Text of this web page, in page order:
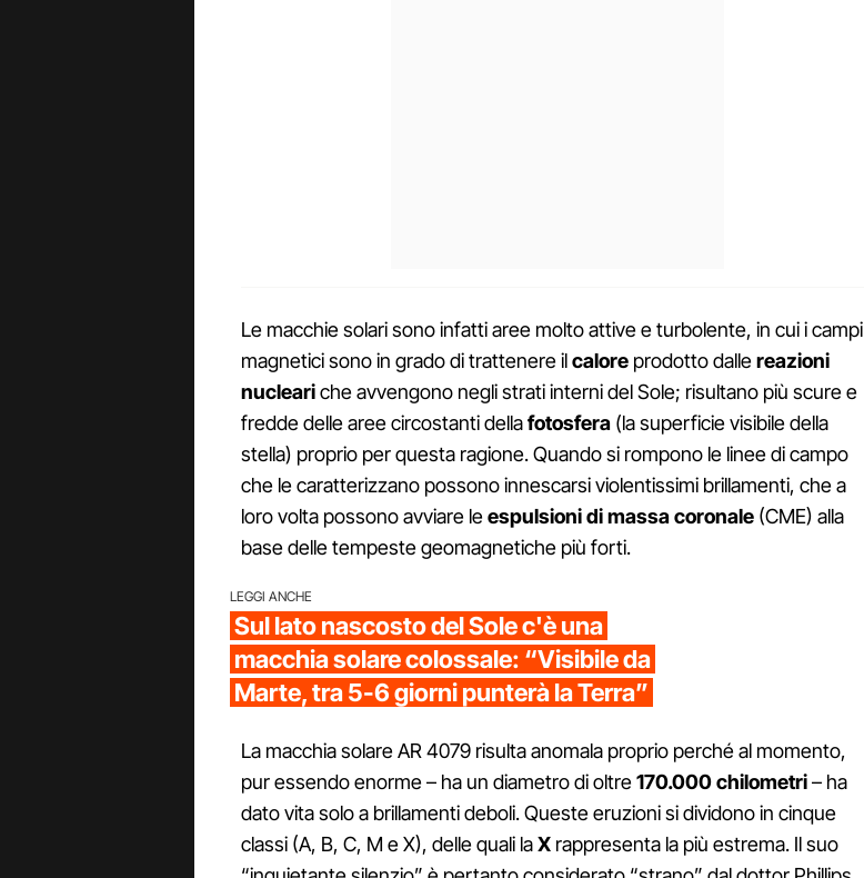
Le macchie solari sono infatti aree molto attive e turbolente, in cui i campi
magnetici sono in grado di trattenere ilcalore prodotto dallereazioni
nucleariche avvengono negli strati interni del Sole; risultano più scure e
fredde delle aree circostanti dellafotosfera (la superficie visibile della
stella) proprio per questa ragione. Quando si rompono le linee di campo
che le caratterizzano possono innescarsi violentissimi brillamenti, che a
loro volta possono avviare leespulsioni di massa coronale (CME) alla
base delle tempeste geomagnetiche più forti.
LEGGI ANCHE
Sul lato nascosto del Sole c'è una
macchia solare colossale: “Visibile da
Marte, tra 5-6 giorni punterà la Terra”
La macchia solare AR 4079 risulta anomala proprio perché al momento,
pur essendo enorme – ha un diametro di oltre170.000 chilometri– ha
dato vita solo a brillamenti deboli. Queste eruzioni si dividono in cinque
classi (A, B, C, M e X), delle quali laX rappresenta la più estrema. Il suo